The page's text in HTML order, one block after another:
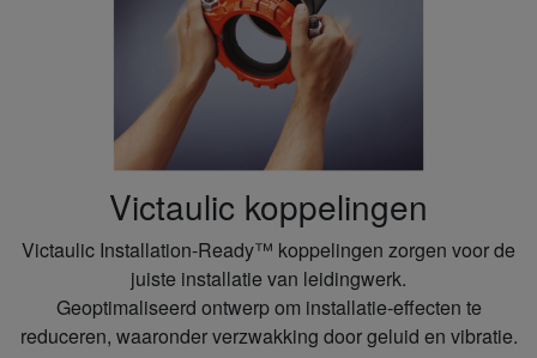
Victaulic koppelingen
Victaulic Installation-Ready™ koppelingen zorgen voor de
juiste installatie van leidingwerk.
Geoptimaliseerd ontwerp om installatie-effecten te
reduceren, waaronder verzwakking door geluid en vibratie.